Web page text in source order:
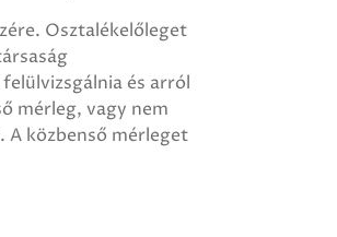
Osztalékelőleget
és arról
mérleg, vagy nem
közbenső mérleget